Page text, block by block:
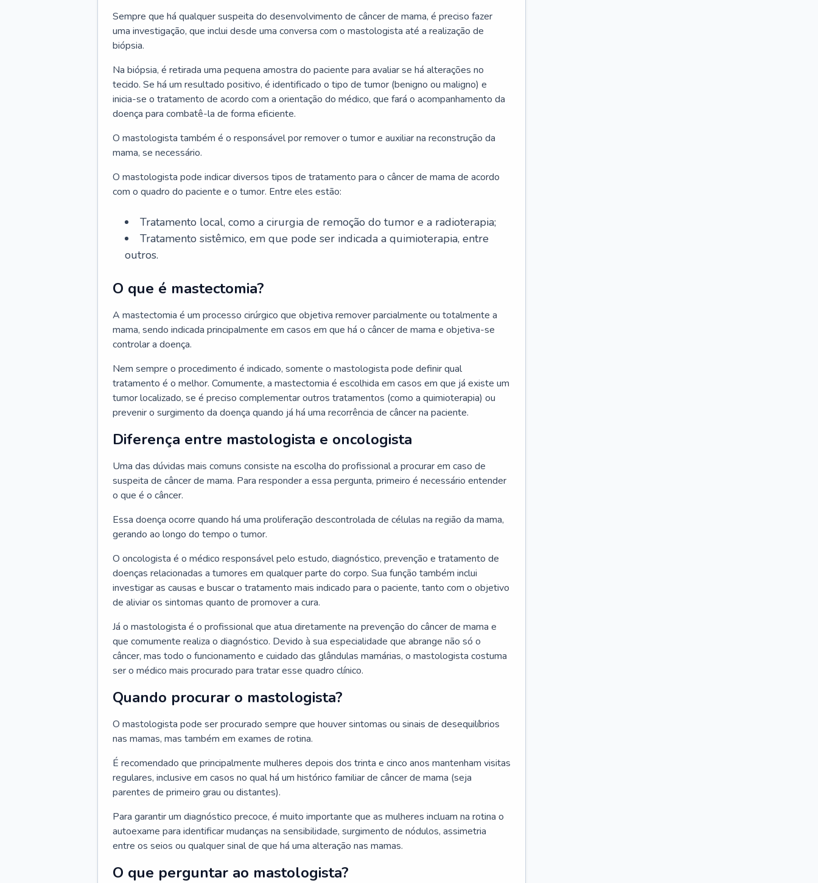
Sempre que há qualquer suspeita do desenvolvimento de câncer de mama, é preciso fazer
uma investigação, que inclui desde uma conversa com o mastologista até a realização de
biópsia.
Na biópsia, é retirada uma pequena amostra do paciente para avaliar se há alterações no
tecido. Se há um resultado positivo, é identificado o tipo de tumor (benigno ou maligno) e
inicia-se o tratamento de acordo com a orientação do médico, que fará o acompanhamento da
doença para combatê-la de forma eficiente.
O mastologista também é o responsável por remover o tumor e auxiliar na reconstrução da
mama, se necessário.
O mastologista pode indicar diversos tipos de tratamento para o câncer de mama de acordo
com o quadro do paciente e o tumor. Entre eles estão:
Tratamento local, como a cirurgia de remoção do tumor e a radioterapia;
Tratamento sistêmico, em que pode ser indicada a quimioterapia, entre
outros.
O que é mastectomia?
A mastectomia é um processo cirúrgico que objetiva remover parcialmente ou totalmente a
mama, sendo indicada principalmente em casos em que há o câncer de mama e objetiva-se
controlar a doença.
Nem sempre o procedimento é indicado, somente o mastologista pode definir qual
tratamento é o melhor. Comumente, a mastectomia é escolhida em casos em que já existe um
tumor localizado, se é preciso complementar outros tratamentos (como a quimioterapia) ou
prevenir o surgimento da doença quando já há uma recorrência de câncer na paciente.
Diferença entre mastologista e oncologista
Uma das dúvidas mais comuns consiste na escolha do profissional a procurar em caso de
suspeita de câncer de mama. Para responder a essa pergunta, primeiro é necessário entender
o que é o câncer.
Essa doença ocorre quando há uma proliferação descontrolada de células na região da mama,
gerando ao longo do tempo o tumor.
O oncologista é o médico responsável pelo estudo, diagnóstico, prevenção e tratamento de
doenças relacionadas a tumores em qualquer parte do corpo. Sua função também inclui
investigar as causas e buscar o tratamento mais indicado para o paciente, tanto com o objetivo
de aliviar os sintomas quanto de promover a cura.
Já o mastologista é o profissional que atua diretamente na prevenção do câncer de mama e
que comumente realiza o diagnóstico. Devido à sua especialidade que abrange não só o
câncer, mas todo o funcionamento e cuidado das glândulas mamárias, o mastologista costuma
ser o médico mais procurado para tratar esse quadro clínico.
Quando procurar o mastologista?
O mastologista pode ser procurado sempre que houver sintomas ou sinais de desequilíbrios
nas mamas, mas também em exames de rotina.
É recomendado que principalmente mulheres depois dos trinta e cinco anos mantenham visitas
regulares, inclusive em casos no qual há um histórico familiar de câncer de mama (seja
parentes de primeiro grau ou distantes).
Para garantir um diagnóstico precoce, é muito importante que as mulheres incluam na rotina o
autoexame para identificar mudanças na sensibilidade, surgimento de nódulos, assimetria
entre os seios ou qualquer sinal de que há uma alteração nas mamas.
O que perguntar ao mastologista?